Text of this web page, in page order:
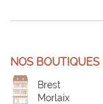
NOS BOUTIQUES
Brest
Morlaix